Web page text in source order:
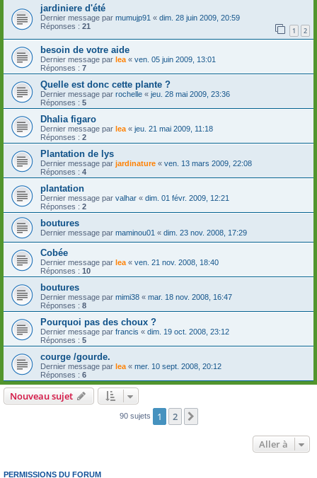
jardiniere d'été
Dernier message par mumujp91 « dim. 28 juin 2009, 20:59
Réponses : 21 1 2
besoin de votre aide
Dernier message par lea « ven. 05 juin 2009, 13:01
Réponses : 7
Quelle est donc cette plante ?
Dernier message par rochelle « jeu. 28 mai 2009, 23:36
Réponses : 5
Dhalia figaro
Dernier message par lea « jeu. 21 mai 2009, 11:18
Réponses : 2
Plantation de lys
Dernier message par jardinature « ven. 13 mars 2009, 22:08
Réponses : 4
plantation
Dernier message par valhar « dim. 01 févr. 2009, 12:21
Réponses : 2
boutures
Dernier message par maminou01 « dim. 23 nov. 2008, 17:29
Cobée
Dernier message par lea « ven. 21 nov. 2008, 18:40
Réponses : 10
boutures
Dernier message par mimi38 « mar. 18 nov. 2008, 16:47
Réponses : 8
Pourquoi pas des choux ?
Dernier message par francis « dim. 19 oct. 2008, 23:12
Réponses : 5
courge /gourde.
Dernier message par lea « mer. 10 sept. 2008, 20:12
Réponses : 6
Nouveau sujet
90 sujets 1 2
Aller à
PERMISSIONS DU FORUM